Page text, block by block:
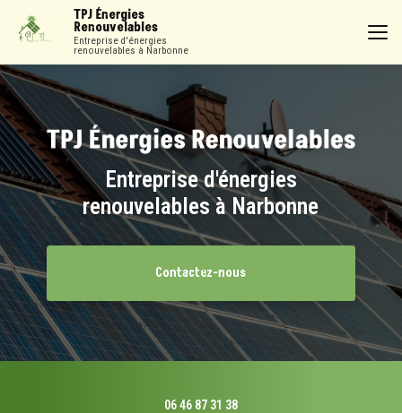
contenu
TPJ Énergies
Renouvelables
Entreprise d'énergies
renouvelables à Narbonne
Entreprise d'énergies
renouvelables à Narbonne
Contactez-nous
06 46 87 31 38